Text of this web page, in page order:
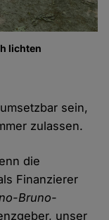
lichten
sein,
zulassen.
die
Finanzierer
Bruno-
unser